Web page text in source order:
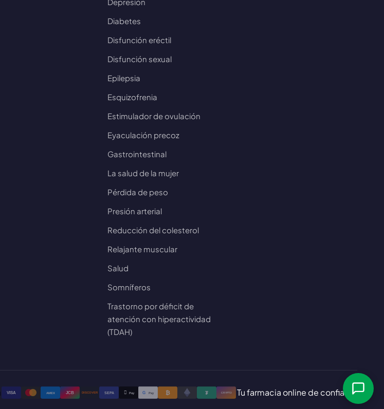
Diabetes
Disfunción eréctil
Disfunción sexual
Epilepsia
Esquizofrenia
Estimulador de ovulación
Eyaculación precoz
Gastrointestinal
La salud de la mujer
Pérdida de peso
Presión arterial
Reducción del colesterol
Relajante muscular
Salud
Somníferos
Trastorno por déficit de
atención con hiperactividad
(TDAH)
VISA AMEX JCB DISCOVER SEPA  Pay G Pay ₿ ₮ CRYPTO Tu farmacia online de confianza